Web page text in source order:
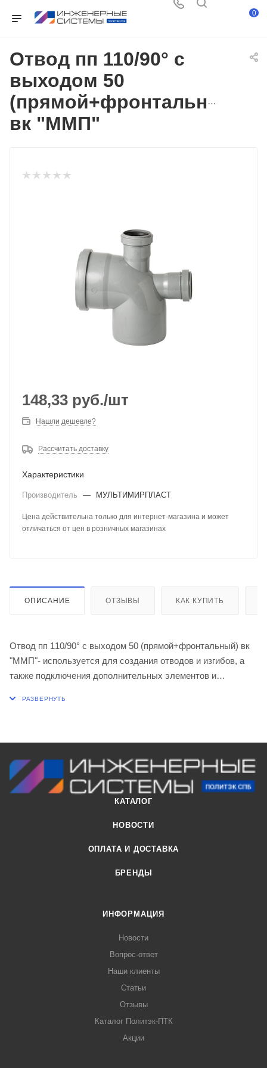
0
Отвод пп 110/90° с
выходом 50
(прямой+фронтальный)
вк "ММП"
148,33 руб./шт
Нашли дешевле?
Рассчитать доставку
Характеристики
Производитель — МУЛЬТИМИРПЛАСТ
Цена действительна только для интернет-магазина и может
отличаться от цен в розничных магазинах
ОПИСАНИЕ ОТЗЫВЫ КАК КУПИТЬ
Отвод пп 110/90° с выходом 50 (прямой+фронтальный) вк
"ММП"- используется для создания отводов и изгибов, а
также подключения дополнительных элементов и
КАТАЛОГ
НОВОСТИ
ОПЛАТА И ДОСТАВКА
БРЕНДЫ
ИНФОРМАЦИЯ
Новости
Вопрос-ответ
Наши клиенты
Статьи
Отзывы
Каталог Политэк-ПТК
Акции